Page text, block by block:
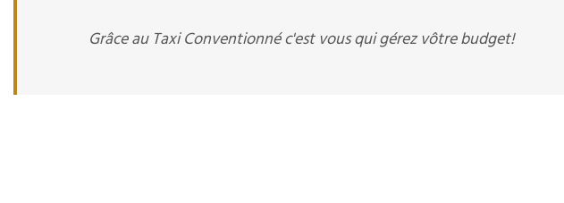
Grâce au Taxi Conventionné c'est vous qui gérez vôtre budget!